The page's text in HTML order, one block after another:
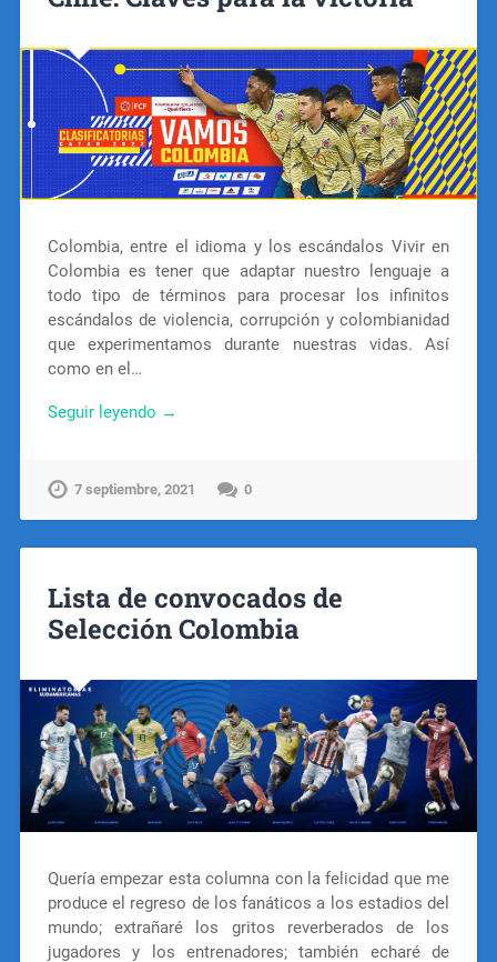
Colombia, entre el idioma y los escándalos Vivir en
Colombia es tener que adaptar nuestro lenguaje a
todo tipo de términos para procesar los infinitos
escándalos de violencia, corrupción y colombianidad
que experimentamos durante nuestras vidas. Así
como en el…
Seguir leyendo →
7 septiembre, 2021 0
Lista de convocados de
Selección Colombia
Quería empezar esta columna con la felicidad que me
produce el regreso de los fanáticos a los estadios del
mundo; extrañaré los gritos reverberados de los
jugadores y los entrenadores; también echaré de